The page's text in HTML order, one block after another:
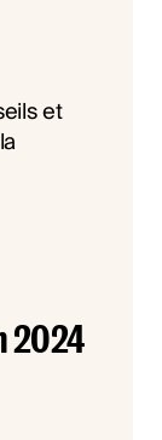
2024